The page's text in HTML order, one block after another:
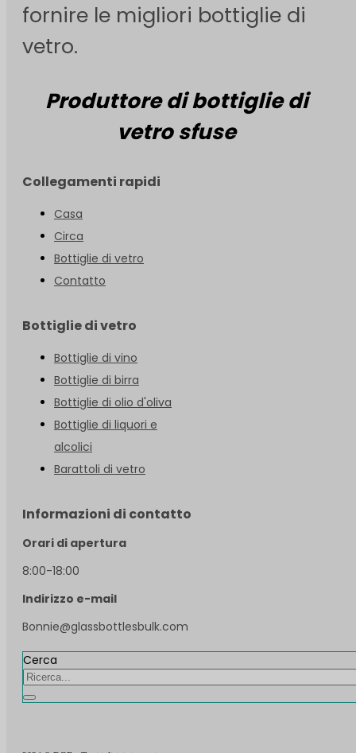
fornire le migliori bottiglie di
vetro.
Produttore di bottiglie di
vetro sfuse
Collegamenti rapidi
Casa
Circa
Bottiglie di vetro
Contatto
Bottiglie di vetro
Bottiglie di vino
Bottiglie di birra
Bottiglie di olio d'oliva
Bottiglie di liquori e
alcolici
Barattoli di vetro
Informazioni di contatto
Orari di apertura
8:00-18:00
Indirizzo e-mail
Bonnie@glassbottlesbulk.com
Cerca